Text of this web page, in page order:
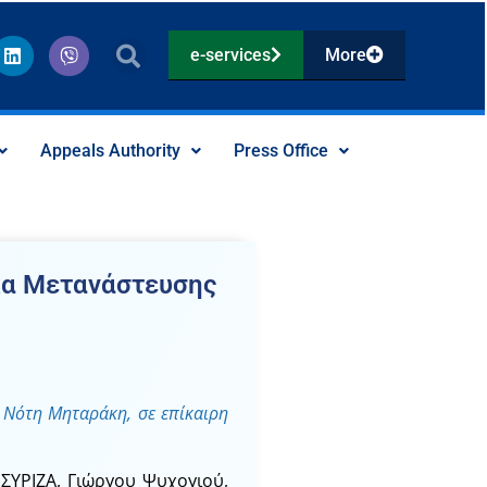
L
i
n
e
V
i
b
r
e-services More
Appeals Authority Press Office
Μετανάστευσης
Μηταράκη, σε επίκαιρη
Γιώργου Ψυχογιού,